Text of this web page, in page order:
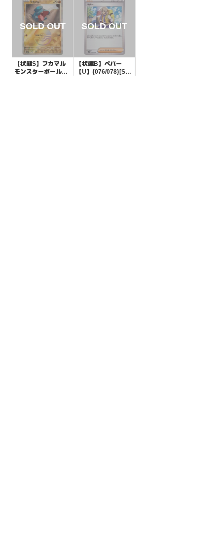
【状態S】フカマル
モンスターボールミ
【状態B】ペパー
【U】{076/078}[SV